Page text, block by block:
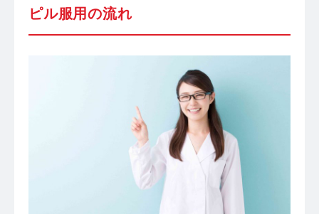
ピル服用の流れ